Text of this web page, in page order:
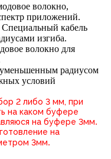
волокно,
приложений.
Специальный кабель
изгиба.
волокно для
радиусом
условий
2 либо 3 мм, при
на каком буфере
на буфере 3мм.
на
3мм.